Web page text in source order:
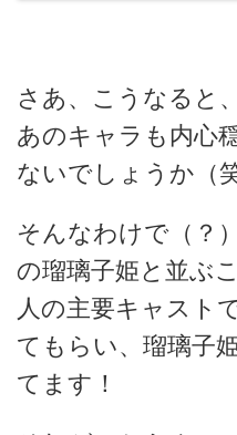
さあ、こうなると
あのキャラも内心
ないでしょうか（笑
そんなわけで（？
の瑠璃子姫と並ぶ
人の主要キャスト
てもらい、瑠璃子
てます！